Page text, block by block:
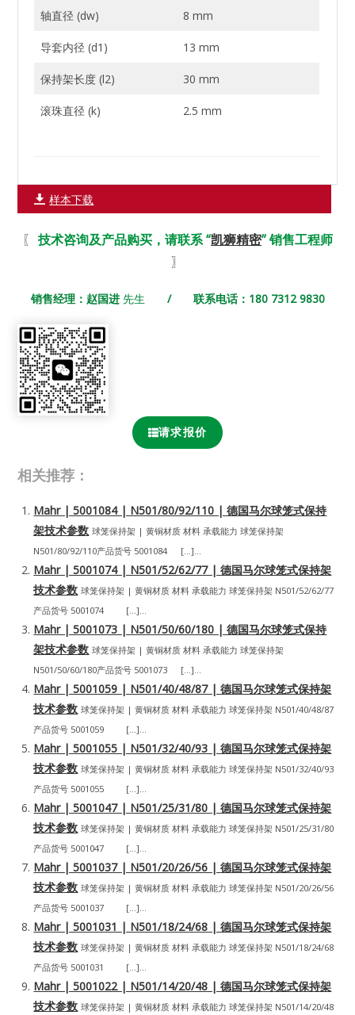
轴直径 (dw) 8 mm
导套内径 (d1) 13 mm
保持架长度 (l2) 30 mm
滚珠直径 (k) 2.5 mm
样本下载
〖 技术咨询及产品购买，请联系 “凯狮精密” 销售工程师
〗
销售经理：赵国进 先生 / 联系电话：180 7312 9830
请求报价
相关推荐：
Mahr | 5001084 | N501/80/92/110 | 德国马尔球笼式保持
架技术参数 球笼保持架 | 黄铜材质 材料 承载能力 球笼保持架
N501/80/92/110产品货号 5001084 […]...
Mahr | 5001074 | N501/52/62/77 | 德国马尔球笼式保持架
技术参数 球笼保持架 | 黄铜材质 材料 承载能力 球笼保持架 N501/52/62/77
产品货号 5001074 […]...
Mahr | 5001073 | N501/50/60/180 | 德国马尔球笼式保持
架技术参数 球笼保持架 | 黄铜材质 材料 承载能力 球笼保持架
N501/50/60/180产品货号 5001073 […]...
Mahr | 5001059 | N501/40/48/87 | 德国马尔球笼式保持架
技术参数 球笼保持架 | 黄铜材质 材料 承载能力 球笼保持架 N501/40/48/87
产品货号 5001059 […]...
Mahr | 5001055 | N501/32/40/93 | 德国马尔球笼式保持架
技术参数 球笼保持架 | 黄铜材质 材料 承载能力 球笼保持架 N501/32/40/93
产品货号 5001055 […]...
Mahr | 5001047 | N501/25/31/80 | 德国马尔球笼式保持架
技术参数 球笼保持架 | 黄铜材质 材料 承载能力 球笼保持架 N501/25/31/80
产品货号 5001047 […]...
Mahr | 5001037 | N501/20/26/56 | 德国马尔球笼式保持架
技术参数 球笼保持架 | 黄铜材质 材料 承载能力 球笼保持架 N501/20/26/56
产品货号 5001037 […]...
Mahr | 5001031 | N501/18/24/68 | 德国马尔球笼式保持架
技术参数 球笼保持架 | 黄铜材质 材料 承载能力 球笼保持架 N501/18/24/68
产品货号 5001031 […]...
Mahr | 5001022 | N501/14/20/48 | 德国马尔球笼式保持架
技术参数 球笼保持架 | 黄铜材质 材料 承载能力 球笼保持架 N501/14/20/48